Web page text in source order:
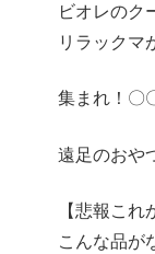
ビオレのク
リラックマ
集まれ！〇
遠足のおや
【悲報こ
こんな品が